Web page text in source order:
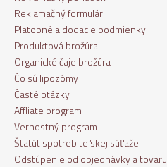
Reklamačný formulár
Platobné a dodacie podmienky
Produktová brožúra
Organické čaje brožúra
Čo sú lipozómy
Časté otázky
Affliate program
Vernostný program
Štatút spotrebiteľskej súťaže
Odstúpenie od objednávky a tovaru